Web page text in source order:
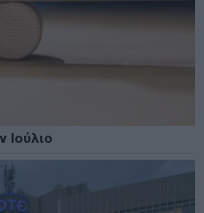
Ιούλιο